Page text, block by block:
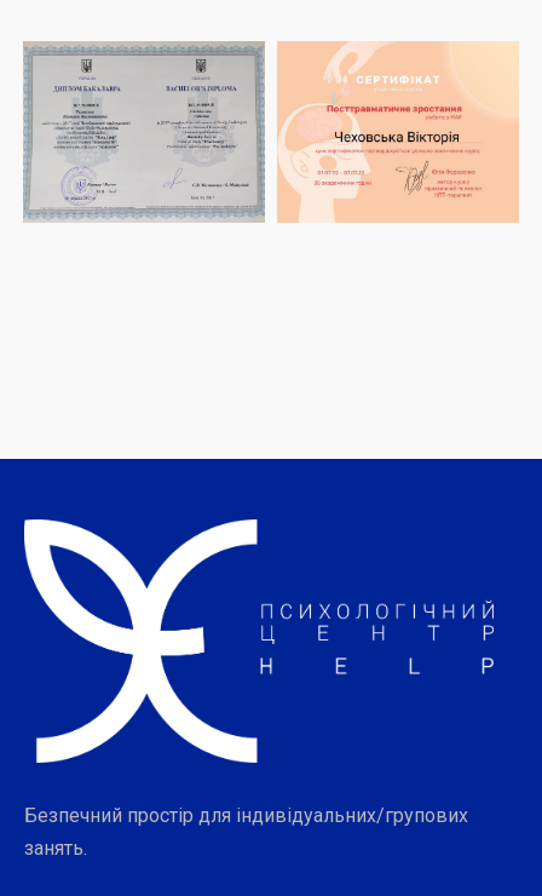
Безпечний простір для індивідуальних/групових
занять.